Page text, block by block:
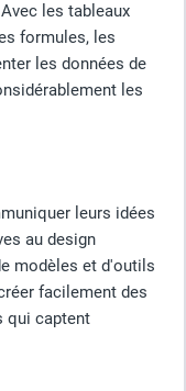
les tableaux
formules, les
les données de
les
leurs idées
au design
modèles et d'outils
facilement des
qui captent